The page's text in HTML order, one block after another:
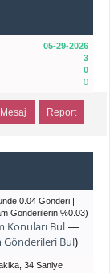
05-29-2026
3
0
0
Report
0.04 Gönderi |
Gönderilerin %0.03)
Konuları Bul —
Gönderileri Bul)
34 Saniye